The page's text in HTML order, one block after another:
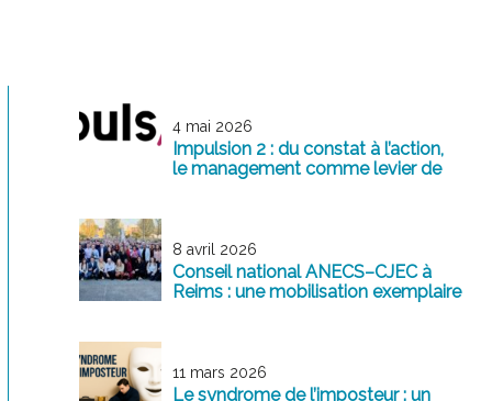
4 mai 2026
Impulsion 2 : du constat à l’action,
le management comme levier de
8 avril 2026
Conseil national ANECS–CJEC à
Reims : une mobilisation exemplaire
11 mars 2026
Le syndrome de l’imposteur : un